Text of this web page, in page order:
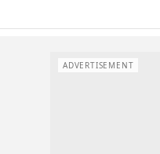
ADVERTISEMENT